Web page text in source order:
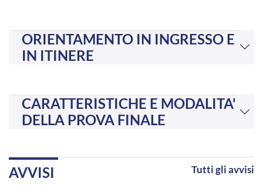
ORIENTAMENTO IN INGRESSO E
IN ITINERE
CARATTERISTICHE E MODALITA'
DELLA PROVA FINALE
AVVISI Tutti gli avvisi